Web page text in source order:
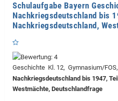
Schulaufgabe Bayern
Nachkriegsdeutschland bis
Nachkriegsdeutschland,
Geschichte Kl. 12, Gymnasium/
Nachkriegsdeutschland bis 1947,
Westmächte, Deutschlandfrage